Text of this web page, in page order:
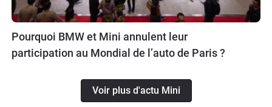
Pourquoi BMW et Mini annulent leur
participation au Mondial de l’auto de Paris ?
Voir plus d'actu Mini